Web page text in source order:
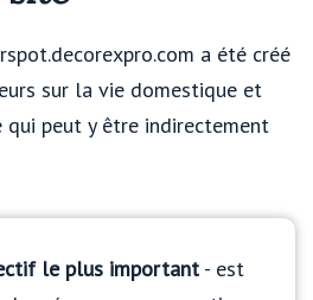
a été créé
sur la vie domestique et
peut y être indirectement
le plus important - est